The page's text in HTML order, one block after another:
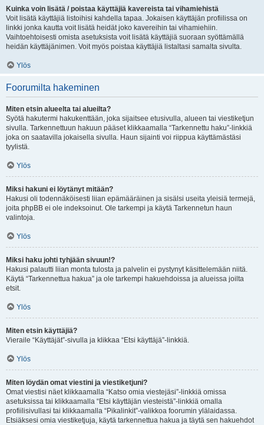
Kuinka voin lisätä / poistaa käyttäjiä kavereista tai vihamiehistä
Voit lisätä käyttäjiä listoihisi kahdella tapaa. Jokaisen käyttäjän profiilissa on
linkki jonka kautta voit lisätä heidät joko kavereihin tai vihamiehiin.
Vaihtoehtoisesti omista asetuksista voit lisätä käyttäjiä suoraan syöttämällä
heidän käyttäjänimen. Voit myös poistaa käyttäjiä listaltasi samalta sivulta.
Ylös
Foorumilta hakeminen
Miten etsin alueelta tai alueilta?
Syötä hakutermi hakukenttään, joka sijaitsee etusivulla, alueen tai viestiketjun
sivulla. Tarkennettuun hakuun pääset klikkaamalla “Tarkennettu haku”-linkkiä
joka on saatavilla jokaisella sivulla. Haun sijainti voi riippua käyttämästäsi
tyylistä.
Ylös
Miksi hakuni ei löytänyt mitään?
Hakusi oli todennäköisesti liian epämääräinen ja sisälsi useita yleisiä termejä,
joita phpBB ei ole indeksoinut. Ole tarkempi ja käytä Tarkennetun haun
valintoja.
Ylös
Miksi haku johti tyhjään sivuun!?
Hakusi palautti liian monta tulosta ja palvelin ei pystynyt käsittelemään niitä.
Käytä “Tarkennettua hakua” ja ole tarkempi hakuehdoissa ja alueissa joilta
etsit.
Ylös
Miten etsin käyttäjiä?
Vieraile “Käyttäjät”-sivulla ja klikkaa “Etsi käyttäjä”-linkkiä.
Ylös
Miten löydän omat viestini ja viestiketjuni?
Omat viestisi näet klikkaamalla “Katso omia viestejäsi”-linkkiä omissa
asetuksissa tai klikkaamalla “Etsi käyttäjän viesteistä”-linkkiä omalla
profiilisivullasi tai klikkaamalla “Pikalinkit”-valikkoa foorumin ylälaidassa.
Etsiäksesi omia viestiketjuja, käytä tarkennettua hakua ja täytä sen hakuehdot